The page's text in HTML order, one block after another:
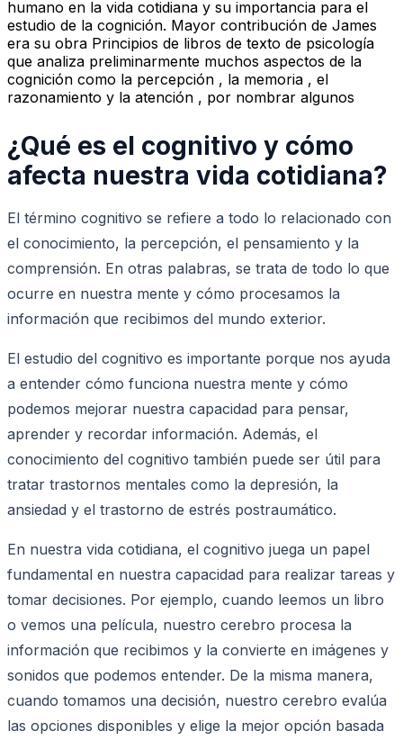
humano en la vida cotidiana y su importancia para el
estudio de la cognición. Mayor contribución de James
era su obra Principios de libros de texto de psicología
que analiza preliminarmente muchos aspectos de la
cognición como la percepción , la memoria , el
razonamiento y la atención , por nombrar algunos
¿Qué es el cognitivo y cómo
afecta nuestra vida cotidiana?
El término cognitivo se refiere a todo lo relacionado con
el conocimiento, la percepción, el pensamiento y la
comprensión. En otras palabras, se trata de todo lo que
ocurre en nuestra mente y cómo procesamos la
información que recibimos del mundo exterior.
El estudio del cognitivo es importante porque nos ayuda
a entender cómo funciona nuestra mente y cómo
podemos mejorar nuestra capacidad para pensar,
aprender y recordar información. Además, el
conocimiento del cognitivo también puede ser útil para
tratar trastornos mentales como la depresión, la
ansiedad y el trastorno de estrés postraumático.
En nuestra vida cotidiana, el cognitivo juega un papel
fundamental en nuestra capacidad para realizar tareas y
tomar decisiones. Por ejemplo, cuando leemos un libro
o vemos una película, nuestro cerebro procesa la
información que recibimos y la convierte en imágenes y
sonidos que podemos entender. De la misma manera,
cuando tomamos una decisión, nuestro cerebro evalúa
las opciones disponibles y elige la mejor opción basada